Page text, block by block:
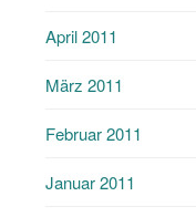
April 2011
März 2011
Februar 2011
Januar 2011